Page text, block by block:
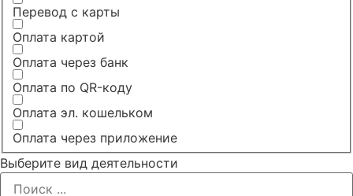
Перевод с карты
Оплата картой
Оплата через банк
Оплата по QR-коду
Оплата эл. кошельком
Оплата через приложение
Выберите вид деятельности